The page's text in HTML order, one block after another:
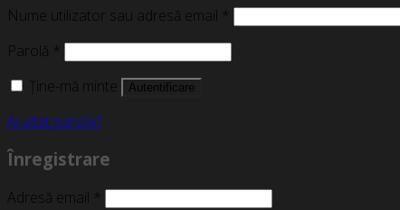
Nume utilizator sau adresă email *
Parolă *
Ține-mă minte
Autentificare
Ai uitat parola?
Înregistrare
Adresă email *